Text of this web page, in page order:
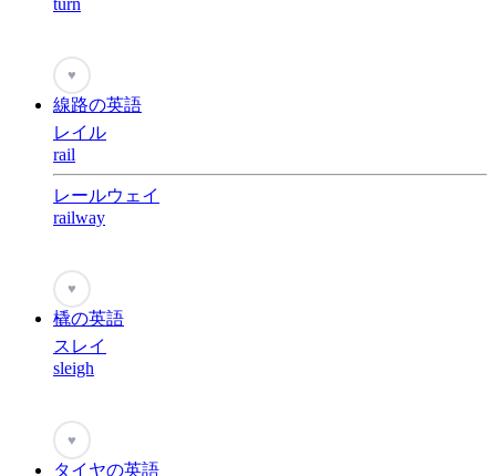
♥
線路の英語
レイル
rail
レールウェイ
railway
♥
橇の英語
スレイ
sleigh
♥
タイヤの英語